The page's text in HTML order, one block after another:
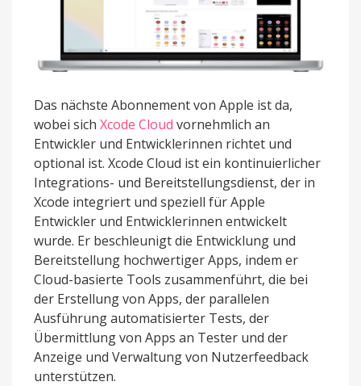
Das nächste Abonnement von Apple ist da,
wobei sich Xcode Cloud vornehmlich an
Entwickler und Entwicklerinnen richtet und
optional ist. Xcode Cloud ist ein kontinuierlicher
Integrations- und Bereitstellungsdienst, der in
Xcode integriert und speziell für Apple
Entwickler und Entwicklerinnen entwickelt
wurde. Er beschleunigt die Entwicklung und
Bereitstellung hochwertiger Apps, indem er
Cloud-basierte Tools zusammenführt, die bei
der Erstellung von Apps, der parallelen
Ausführung automatisierter Tests, der
Übermittlung von Apps an Tester und der
Anzeige und Verwaltung von Nutzerfeedback
unterstützen.